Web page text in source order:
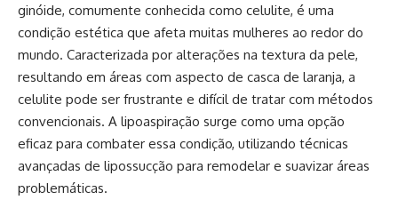
ginóide, comumente conhecida como celulite, é uma
condição estética que afeta muitas mulheres ao redor do
mundo. Caracterizada por alterações na textura da pele,
resultando em áreas com aspecto de casca de laranja, a
celulite pode ser frustrante e difícil de tratar com métodos
convencionais. A lipoaspiração surge como uma opção
eficaz para combater essa condição, utilizando técnicas
avançadas de lipossucção para remodelar e suavizar áreas
problemáticas.